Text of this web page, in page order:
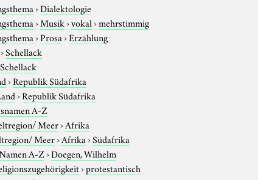
›Dialektologie
›Musik›vokal›mehrstimmig
›Prosa›Erzählung
›Schellack
Schellack
›Republik Südafrika
›Republik Südafrika
A-Z
Meer›Afrika
Meer›Afrika›Südafrika
A-Z›Doegen, Wilhelm
›protestantisch